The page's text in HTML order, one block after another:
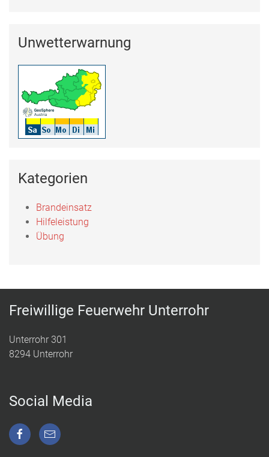
Unwetterwarnung
Kategorien
Brandeinsatz
Hilfeleistung
Übung
Freiwillige Feuerwehr Unterrohr
Unterrohr 301
8294 Unterrohr
Social Media